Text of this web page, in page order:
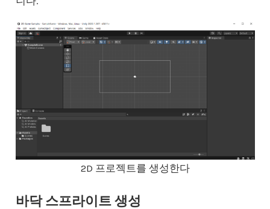
2D 프로젝트를 생성한다
바닥 스프라이트 생성